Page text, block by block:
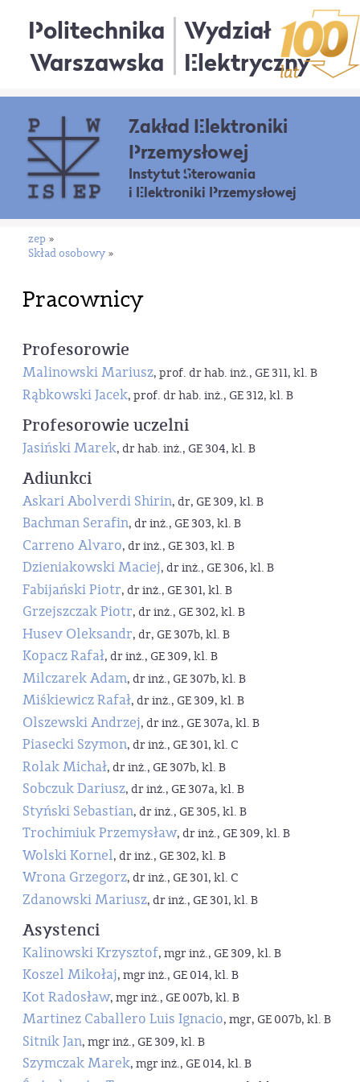
Politechnika
Warszawska
Wydział
Elektryczny
Zakład Elektroniki
Przemysłowej
Instytut Sterowania
i Elektroniki Przemysłowej
zep »
Skład osobowy »
Pracownicy
Profesorowie
Malinowski Mariusz, prof. dr hab. inż., GE 311, kl. B
Rąbkowski Jacek, prof. dr hab. inż., GE 312, kl. B
Profesorowie uczelni
Jasiński Marek, dr hab. inż., GE 304, kl. B
Adiunkci
Askari Abolverdi Shirin, dr, GE 309, kl. B
Bachman Serafin, dr inż., GE 303, kl. B
Carreno Alvaro, dr inż., GE 303, kl. B
Dzieniakowski Maciej, dr inż., GE 306, kl. B
Fabijański Piotr, dr inż., GE 301, kl. B
Grzejszczak Piotr, dr inż., GE 302, kl. B
Husev Oleksandr, dr, GE 307b, kl. B
Kopacz Rafał, dr inż., GE 309, kl. B
Milczarek Adam, dr inż., GE 307b, kl. B
Miśkiewicz Rafał, dr inż., GE 309, kl. B
Olszewski Andrzej, dr inż., GE 307a, kl. B
Piasecki Szymon, dr inż., GE 301, kl. C
Rolak Michał, dr inż., GE 307b, kl. B
Sobczuk Dariusz, dr inż., GE 307a, kl. B
Styński Sebastian, dr inż., GE 305, kl. B
Trochimiuk Przemysław, dr inż., GE 309, kl. B
Wolski Kornel, dr inż., GE 302, kl. B
Wrona Grzegorz, dr inż., GE 301, kl. C
Zdanowski Mariusz, dr inż., GE 301, kl. B
Asystenci
Kalinowski Krzysztof, mgr inż., GE 309, kl. B
Koszel Mikołaj, mgr inż., GE 014, kl. B
Kot Radosław, mgr inż., GE 007b, kl. B
Martinez Caballero Luis Ignacio, mgr, GE 007b, kl. B
Sitnik Jan, mgr inż., GE 309, kl. B
Szymczak Marek, mgr inż., GE 014, kl. B